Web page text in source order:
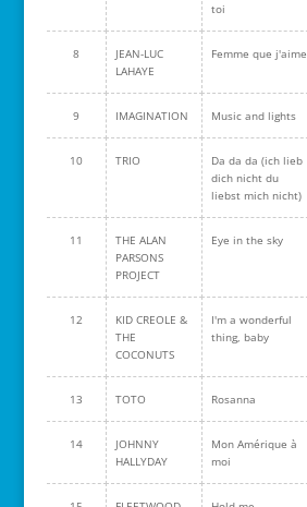
toi
8
JEAN-LUC
LAHAYE
Femme que j'aime
9 IMAGINATION Music and lights
10 TRIO
Da da da (ich lieb
dich nicht du
liebst mich nicht)
11
THE ALAN
PARSONS
PROJECT
Eye in the sky
12
KID CREOLE &
THE
COCONUTS
I'm a wonderful
thing, baby
13 TOTO Rosanna
14
JOHNNY
HALLYDAY
Mon Amérique à
moi